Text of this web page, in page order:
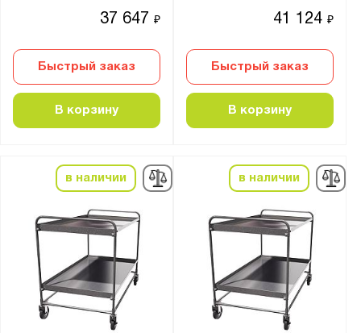
37 647₽
Быстрый заказ
В корзину
41 124₽
Быстрый заказ
В корзину
в наличии в наличии